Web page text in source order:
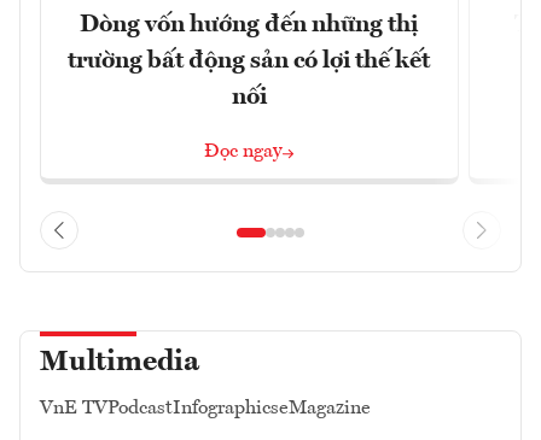
Dòng vốn hướng đến những thị
trường bất động sản có lợi thế kết
nối
Đọc ngay
Multimedia
VnE TVPodcastInfographicseMagazine